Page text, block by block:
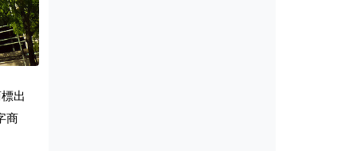
出
商